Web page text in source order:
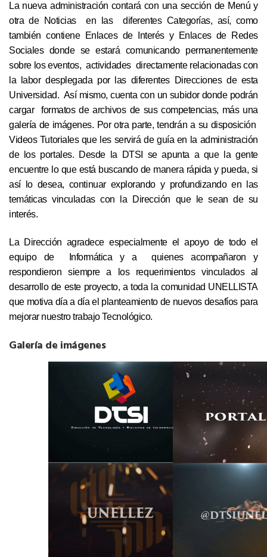
La nueva administración contará con una sección de Menú y
otra de Noticias en las diferentes Categorías, así, como
también contiene Enlaces de Interés y Enlaces de Redes
Sociales donde se estará comunicando permanentemente
sobre los eventos, actividades directamente relacionadas con
la labor desplegada por las diferentes Direcciones de esta
Universidad. Así mismo, cuenta con un subidor donde podrán
cargar formatos de archivos de sus competencias, más una
galería de imágenes. Por otra parte, tendrán a su disposición
Videos Tutoriales que les servirá de guía en la administración
de los portales. Desde la DTSI se apunta a que la gente
encuentre lo que está buscando de manera rápida y pueda, si
así lo desea, continuar explorando y profundizando en las
temáticas vinculadas con la Dirección que le sean de su
interés.
La Dirección agradece especialmente el apoyo de todo el
equipo de Informática y a quienes acompañaron y
respondieron siempre a los requerimientos vinculados al
desarrollo de este proyecto, a toda la comunidad UNELLISTA
que motiva día a día el planteamiento de nuevos desafíos para
mejorar nuestro trabajo Tecnológico.
Galería de imágenes